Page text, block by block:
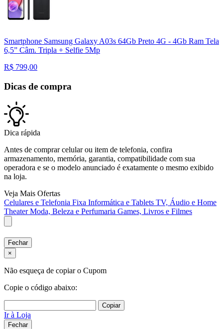
Smartphone Samsung Galaxy A03s 64Gb Preto 4G - 4Gb Ram Tela
6,5” Câm. Tripla + Selfie 5Mp
R$ 799,00
Dicas de compra
Dica rápida
Antes de comprar celular ou item de telefonia, confira
armazenamento, memória, garantia, compatibilidade com sua
operadora e se o modelo anunciado é exatamente o mesmo exibido
na loja.
Veja Mais Ofertas
Celulares e Telefonia Fixa Informática e Tablets TV, Áudio e Home
TheaterModa, Beleza e Perfumaria Games, Livros e Filmes
Fechar
×
Não esqueça de copiar o Cupom
Copie o código abaixo:
Copiar
Ir à Loja
Fechar